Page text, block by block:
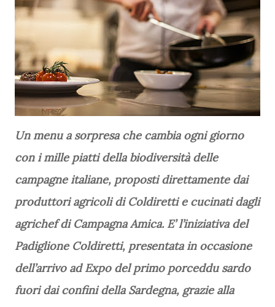
Un menu a sorpresa che cambia ogni giorno
con i mille piatti della biodiversità delle
campagne italiane, proposti direttamente dai
produttori agricoli di Coldiretti e cucinati dagli
agrichef di Campagna Amica. E’ l’iniziativa del
Padiglione Coldiretti, presentata in occasione
dell’arrivo ad Expo del primo porceddu sardo
fuori dai confini della Sardegna, grazie alla